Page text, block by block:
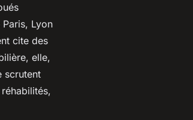
Lyon
cite des
elle,
scrutent